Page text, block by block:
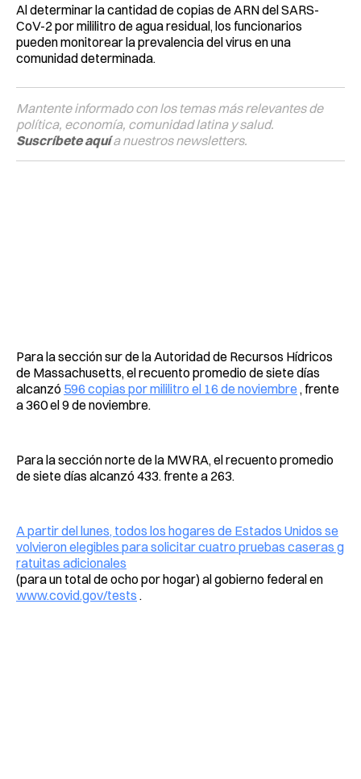
Al determinar la cantidad de copias de ARN del SARS-
CoV-2 por mililitro de agua residual, los funcionarios
pueden monitorear la prevalencia del virus en una
comunidad determinada.
Mantente informado con los temas más relevantes de
política, economía, comunidad latina y salud.
Suscríbete aquía nuestros newsletters.
Para la sección sur de la Autoridad de Recursos Hídricos
de Massachusetts, el recuento promedio de siete días
alcanzó 596 copias por mililitro el 16 de noviembre , frente
a 360 el 9 de noviembre.
Para la sección norte de la MWRA, el recuento promedio
de siete días alcanzó 433. frente a 263.
A partir del lunes, todos los hogares de Estados Unidos se
volvieron elegibles para solicitar cuatro pruebas caseras g
ratuitas adicionales
(para un total de ocho por hogar) al gobierno federal en
www.covid.gov/tests .